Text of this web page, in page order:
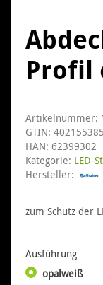
Profil
Artikelnummer:
GTIN:
HAN: 62399302
Kategorie: LED-
Hersteller:
zum Schutz der
Ausführung
opalweiß